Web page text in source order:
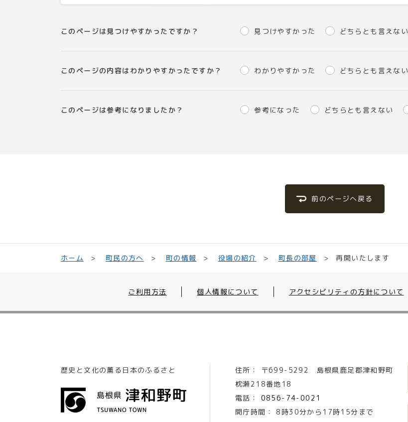
このページは見つけやすかったですか？ 見つけやすかった どちらとも言えない
このページの内容はわかりやすかったですか？ わかりやすかった どちらとも言えない
このページは参考になりましたか？ 参考になった どちらとも言えない
前のページへ戻る
ホーム 町民の方へ 町の情報 役場の紹介 町長の部屋 再開いたします
ご利用方法 個人情報について アクセシビリティの方針について
歴史と文化の薫る日本のふるさと 住所： 〒699-5292 島根県鹿足郡津和野町
枕瀬218番地18
電話：
0856-74-0021
開庁時間：
8時30分から17時15分まで